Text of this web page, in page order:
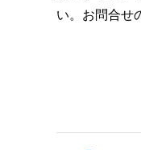
い。お問合せ